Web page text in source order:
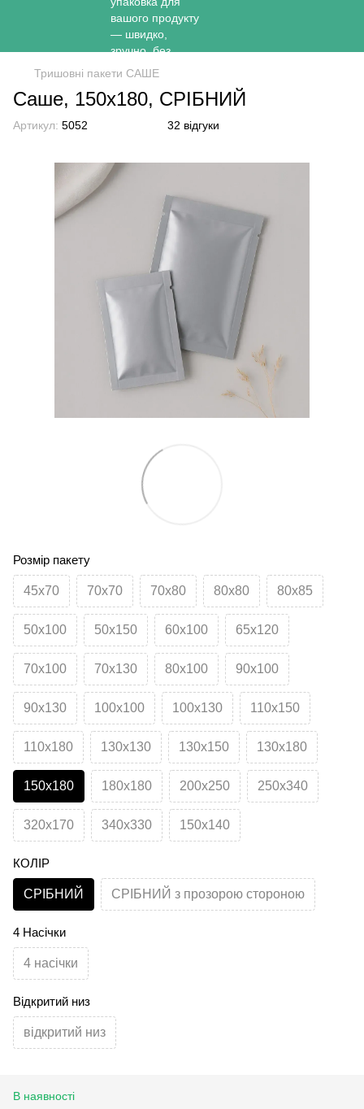
Тришовні пакети САШЕ
Саше, 150х180, СРІБНИЙ
Артикул: 5052 32 відгуки
Розмір пакету
45х70 70х70 70х80 80х80 80х85
50х100 50х150 60х100 65х120
70х100 70х130 80х100 90х100
90х130 100х100 100х130 110х150
110х180 130х130 130х150 130х180
150х180 180х180 200х250 250х340
320х170 340х330 150х140
КОЛІР
СРІБНИЙ СРІБНИЙ з прозорою стороною
4 Насічки
4 насічки
Відкритий низ
відкритий низ
В наявності